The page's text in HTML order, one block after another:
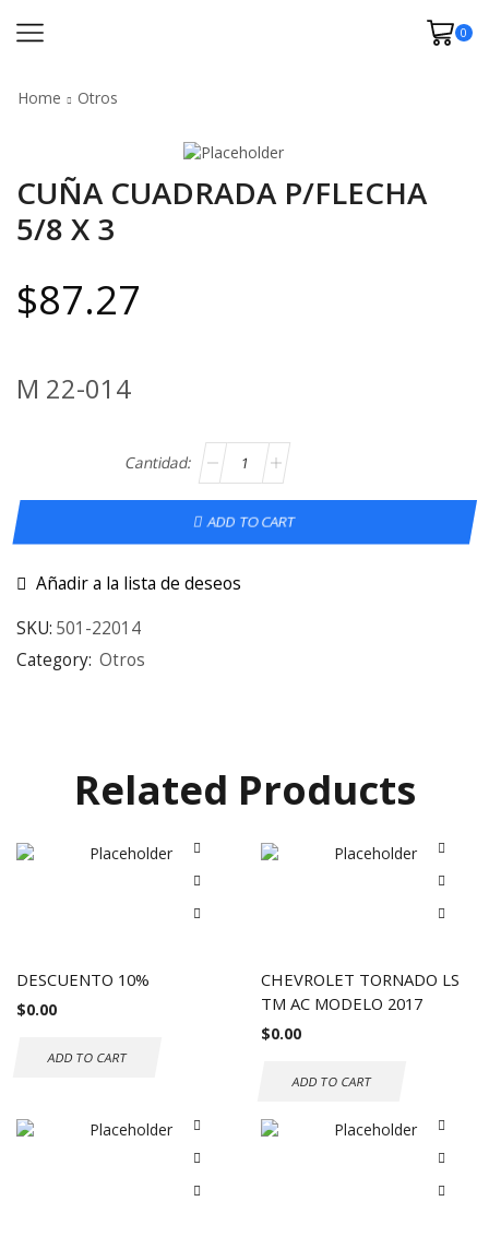
0
Home Otros
CUÑA CUADRADA P/FLECHA
5/8 X 3
$87.27
M 22-014
ADD TO CART
Añadir a la lista de deseos
SKU: 501-22014
Category: Otros
Related Products
DESCUENTO 10%
$0.00
ADD TO CART
CHEVROLET TORNADO LS
TM AC MODELO 2017
$0.00
ADD TO CART